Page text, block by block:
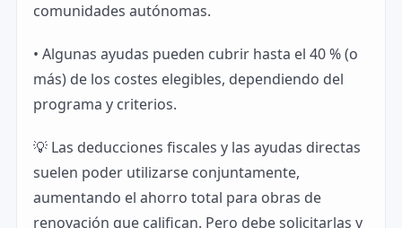
comunidades autónomas.
• Algunas ayudas pueden cubrir hasta el 40 % (o
más) de los costes elegibles, dependiendo del
programa y criterios.
💡 Las deducciones fiscales y las ayudas directas
suelen poder utilizarse conjuntamente,
aumentando el ahorro total para obras de
renovación que califican. Pero debe solicitarlas y